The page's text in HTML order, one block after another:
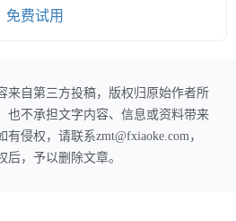
免费试用
来自第三方投稿，版权归原始作者所
也不承担文字内容、信息或资料带来
侵权，请联系zmt@fxiaoke.com，
，予以删除文章。